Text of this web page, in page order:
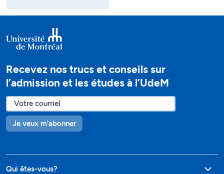
Recevez nos trucs et conseils sur
l’admission et les études à l’UdeM
Je veux m'abonner
Qui êtes-vous?